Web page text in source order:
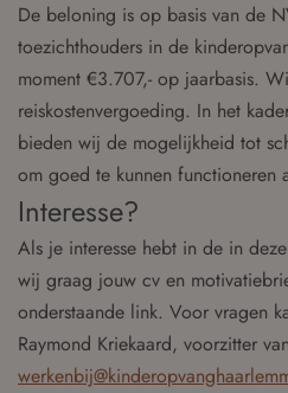
De beloning is op basis van de
toezichthouders in de
moment €3.707,- op jaarbasis.
reiskostenvergoeding. In het
bieden wij de mogelijkheid tot
om goed te kunnen functioneren
Interesse?
Als je interesse hebt in de in
wij graag jouw cv en
onderstaande link. Voor vragen
Raymond Kriekaard, voorzitter